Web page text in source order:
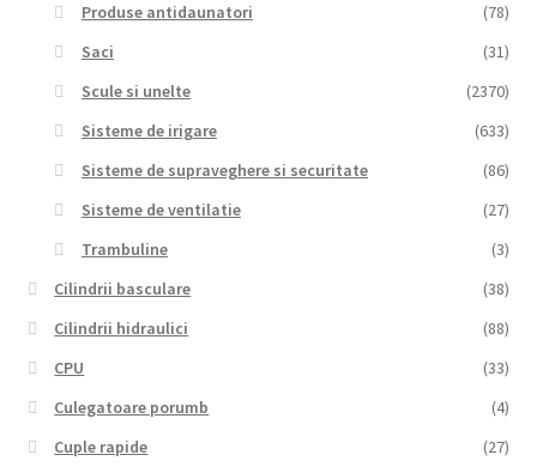
Produse antidaunatori
(78)
Saci
(31)
Scule si unelte
(2370)
Sisteme de irigare
(633)
Sisteme de supraveghere si securitate
(86)
Sisteme de ventilatie
(27)
Trambuline
(3)
Cilindrii basculare
(38)
Cilindrii hidraulici
(88)
CPU
(33)
Culegatoare porumb
(4)
Cuple rapide
(27)